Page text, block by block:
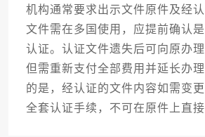
机构通常要求出示文件原件及经
文件需在多国使用，应提前确认
认证。认证文件遗失后可向原办理
但需重新支付全部费用并延长办
的是，经认证的文件内容如需变
全套认证手续，不可在原件上直接